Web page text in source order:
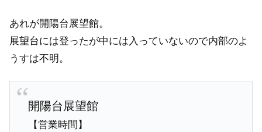
あれが開陽台展望館。
展望台には登ったが中には入っていないので内部のよ
うすは不明。
開陽台展望館
【営業時間】